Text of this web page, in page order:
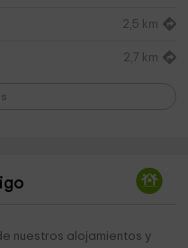
2,5 km
2,7 km
4,4 km
nuestros alojamientos y